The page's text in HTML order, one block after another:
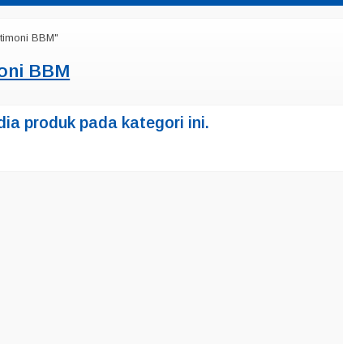
BBM"
BBM
produk pada kategori ini.